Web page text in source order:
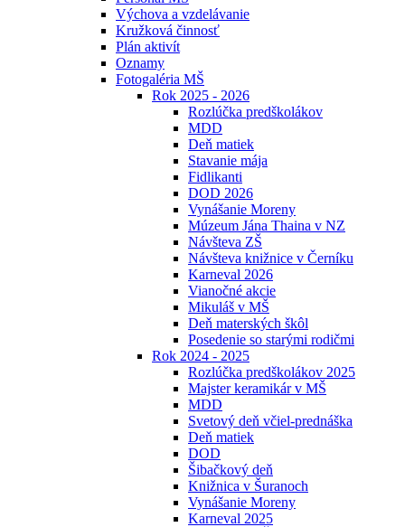
Výchova a vzdelávanie
Kružková činnosť
Plán aktivít
Oznamy
Fotogaléria MŠ
Rok 2025 - 2026
Rozlúčka predškolákov
MDD
Deň matiek
Stavanie mája
Fidlikanti
DOD 2026
Vynášanie Moreny
Múzeum Jána Thaina v NZ
Návšteva ZŠ
Návšteva knižnice v Černíku
Karneval 2026
Vianočné akcie
Mikuláš v MŠ
Deň materských škôl
Posedenie so starými rodičmi
Rok 2024 - 2025
Rozlúčka predškolákov 2025
Majster keramikár v MŠ
MDD
Svetový deň včiel-prednáška
Deň matiek
DOD
Šibačkový deň
Knižnica v Šuranoch
Vynášanie Moreny
Karneval 2025